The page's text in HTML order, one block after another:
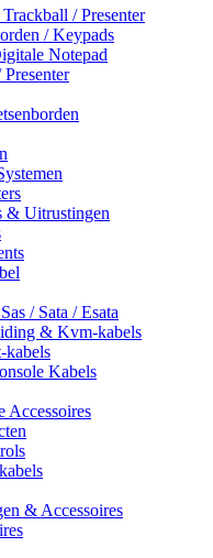
/ Presenter
/ Keypads
Notepad
& Uitrustingen
/ Sata / Esata
& Kvm-kabels
kabels
Kabels
Accessoires
& Accessoires